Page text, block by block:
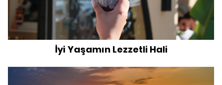
İyi Yaşamın Lezzetli Hali